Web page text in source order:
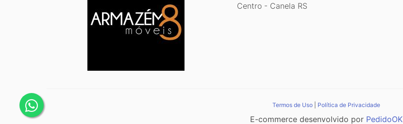
Centro - Canela RS
Termos de Uso Política de Privacidade
E-commerce desenvolvido por PedidoOK